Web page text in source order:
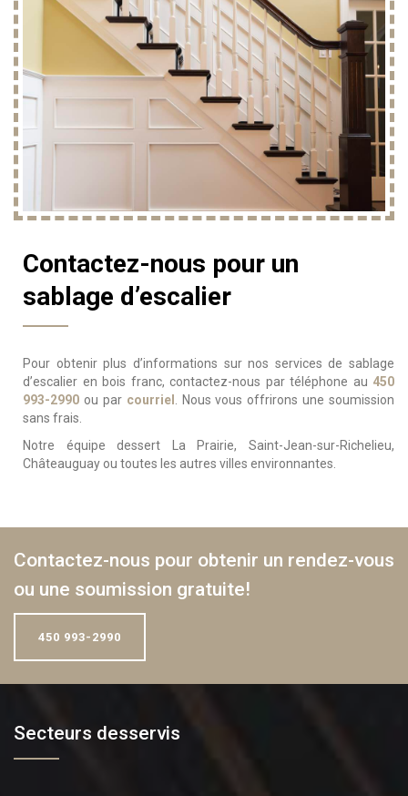
Contactez-nous pour un
sablage d’escalier
Pour obtenir plus d’informations sur nos services de sablage
d’escalier en bois franc, contactez-nous par téléphone au 450
993-2990 ou par courriel
. Nous vous offrirons une soumission
sans frais.
Notre équipe dessert La Prairie, Saint-Jean-sur-Richelieu,
Châteauguay ou toutes les autres villes environnantes.
Contactez-nous pour obtenir un rendez-vous
ou une soumission gratuite!
450 993-2990
Secteurs desservis